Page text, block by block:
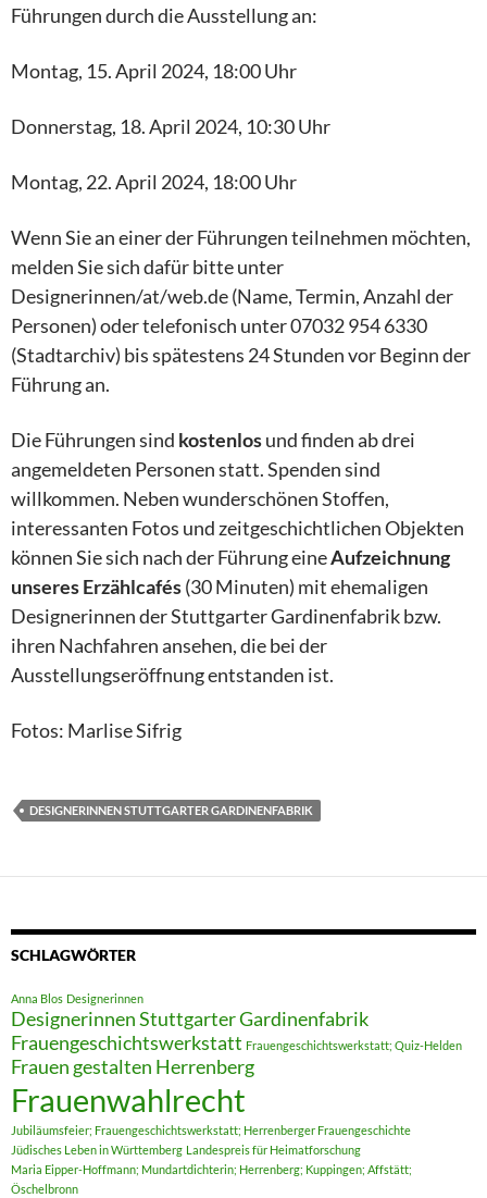
Führungen durch die Ausstellung an:
Montag, 15. April 2024, 18:00 Uhr
Donnerstag, 18. April 2024, 10:30 Uhr
Montag, 22. April 2024, 18:00 Uhr
Wenn Sie an einer der Führungen teilnehmen möchten,
melden Sie sich dafür bitte unter
Designerinnen/at/web.de (Name, Termin, Anzahl der
Personen) oder telefonisch unter 07032 954 6330
(Stadtarchiv) bis spätestens 24 Stunden vor Beginn der
Führung an.
Die Führungen sind kostenlosund finden ab drei
angemeldeten Personen statt. Spenden sind
willkommen. Neben wunderschönen Stoffen,
interessanten Fotos und zeitgeschichtlichen Objekten
können Sie sich nach der Führung eineAufzeichnung
unseres Erzählcafés(30 Minuten) mit ehemaligen
Designerinnen der Stuttgarter Gardinenfabrik bzw.
ihren Nachfahren ansehen, die bei der
Ausstellungseröffnung entstanden ist.
Fotos: Marlise Sifrig
DESIGNERINNEN STUTTGARTER GARDINENFABRIK
SCHLAGWÖRTER
Anna Blos Designerinnen
Designerinnen Stuttgarter Gardinenfabrik
Frauengeschichtswerkstatt Frauengeschichtswerkstatt; Quiz-Helden
Frauen gestalten Herrenberg
Frauenwahlrecht
Jubiläumsfeier; Frauengeschichtswerkstatt; Herrenberger Frauengeschichte
Jüdisches Leben in Württemberg Landespreis für Heimatforschung
Maria Eipper-Hoffmann; Mundartdichterin; Herrenberg; Kuppingen; Affstätt;
Öschelbronn